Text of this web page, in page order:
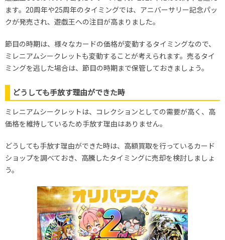
ます。20周年や25周年のタイミングでは、アニバーサリー記念パッ
クが発売され、遊戯王への注目が高まりました。
節目の時期は、様々なカードの価格が変動するタイミングなので、
ミレニアムシークレットも変動することが考えられます。売るタイ
ミングを逃した場合は、節目の時期まで保管しておきましょう。
どうしても手放す理由ができた時
ミレニアムシークレットは、コレクションとしての需要が高く、高
価格を維持しているため手放す理由はありません。
どうしても手放す理由ができた時は、高額買取を行っているカード
ショップを調べておき、高騰したタイミングに売却を検討しましょ
う。